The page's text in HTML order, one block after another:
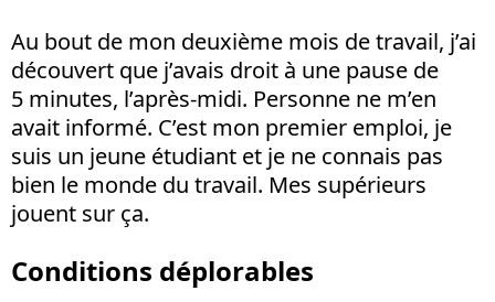
Au bout de mon deuxième mois de travail, j’ai
découvert que j’avais droit à une pause de
5 minutes, l’après-midi. Personne ne m’en
avait informé. C’est mon premier emploi, je
suis un jeune étudiant et je ne connais pas
bien le monde du travail. Mes supérieurs
jouent sur ça.
Conditions déplorables